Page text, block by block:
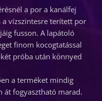
a por a kanálfej
vízszintesre terített por
fusson. A lapátoló
finom kocogtatással
próba után könnyed
a terméket mindig
át fogyasztható marad.